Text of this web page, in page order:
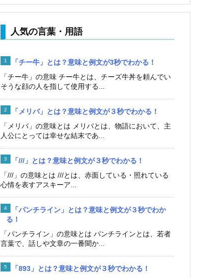
人気の言葉・用語
「チー牛」とは？意味と例文が3秒でわかる！
「チー牛」の意味 チー牛とは、チーズ牛丼を頼んでい
そうな顔の人を指して使用する...
「メリバ」とは？意味と例文が３秒でわかる！
「メリバ」の意味とは メリバとは、物語において、主
人公にとっては幸せな結末であ...
「///」とは？意味と例文が３秒でわかる！
「///」の意味とは ///とは、赤面している・照れている
心情を表すアスキーア...
「パンチライン」とは？意味と例文が３秒でわか
る！
「パンチライン」の意味とは パンチラインとは、若者
言葉で、話しや文章の一番聞か...
「893」とは？意味と例文が３秒でわかる！